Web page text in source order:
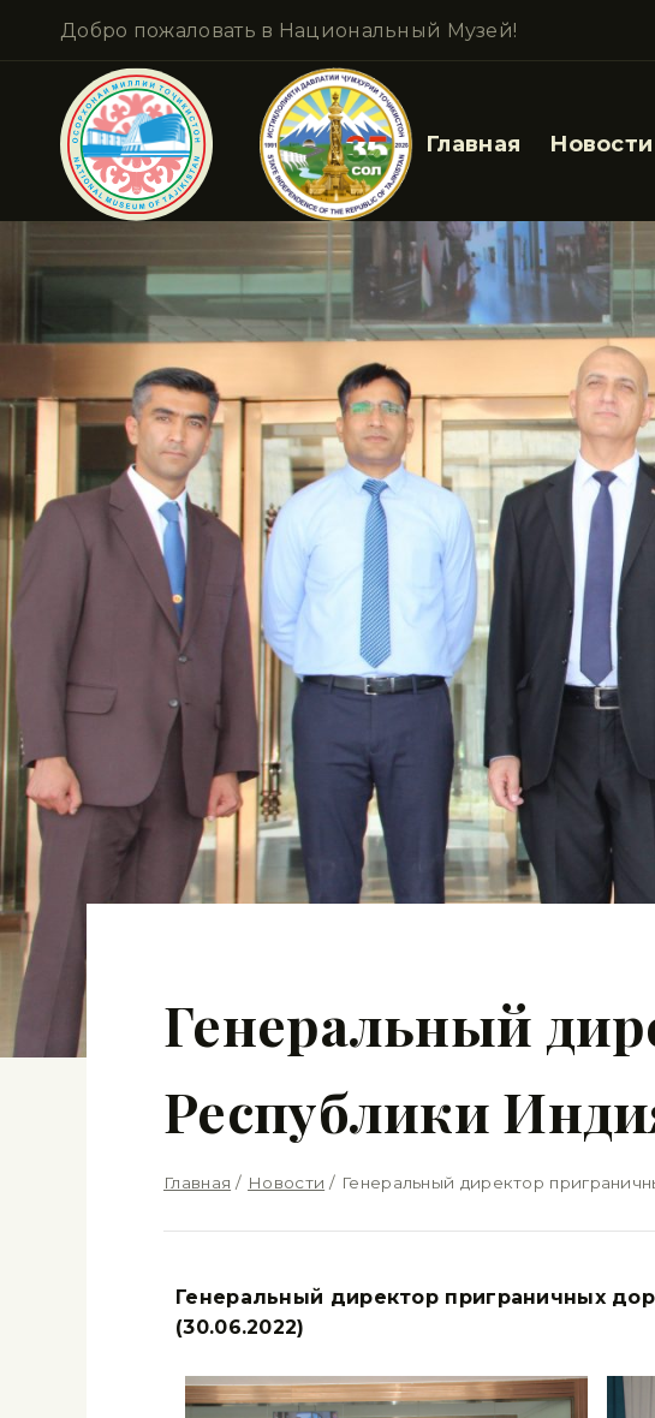
Добро пожаловать в Национальный Музей!
Главная Новости
Генеральный
Республики
Главная / Новости / Генеральный директор
Генеральный директор приграничных
(30.06.2022)